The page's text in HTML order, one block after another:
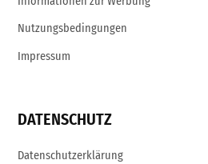
Nutzungsbedingungen
Impressum
DATENSCHUTZ
Datenschutzerklärung